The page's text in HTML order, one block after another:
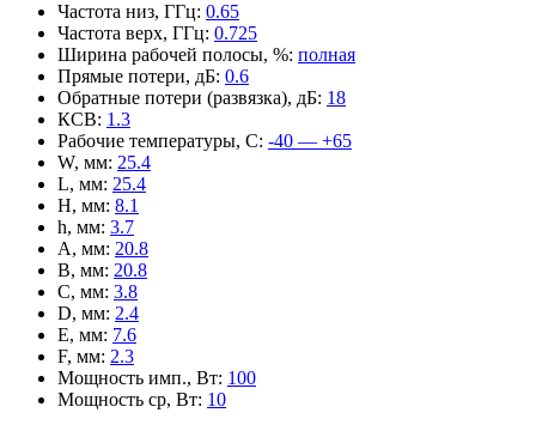
Частота низ, ГГц: 0.65
Частота верх, ГГц: 0.725
Ширина рабочей полосы, %: полная
Прямые потери, дБ: 0.6
Обратные потери (развязка), дБ: 18
КСВ: 1.3
Рабочие температуры, С: -40 — +65
W, мм: 25.4
L, мм: 25.4
H, мм: 8.1
h, мм: 3.7
A, мм: 20.8
B, мм: 20.8
C, мм: 3.8
D, мм: 2.4
E, мм: 7.6
F, мм: 2.3
Мощность имп., Вт: 100
Мощность ср, Вт: 10